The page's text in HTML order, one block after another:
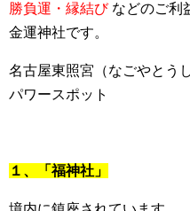
勝負運・縁結びなどのご利
金運神社です。
名古屋東照宮（なごやとう
パワースポット
１、「福神社」